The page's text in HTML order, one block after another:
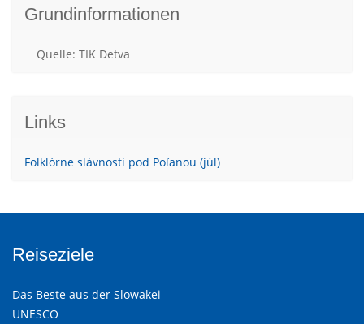
Grundinformationen
Quelle: TIK Detva
Links
Folklórne slávnosti pod Poľanou (júl)
Reiseziele
Das Beste aus der Slowakei
UNESCO